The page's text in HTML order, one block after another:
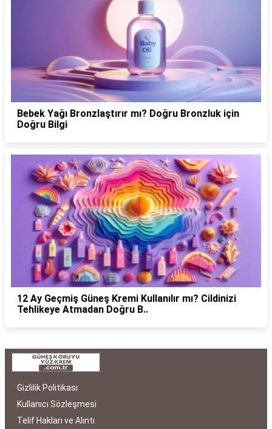
Bebek Yağı Bronzlaştırır mı? Doğru Bronzluk için
Doğru Bilgi
12 Ay Geçmiş Güneş Kremi Kullanılır mı? Cildinizi
Tehlikeye Atmadan Doğru B..
Gizlilik Politikası
Kullanıcı Sözleşmesi
Telif Hakları ve Alıntı